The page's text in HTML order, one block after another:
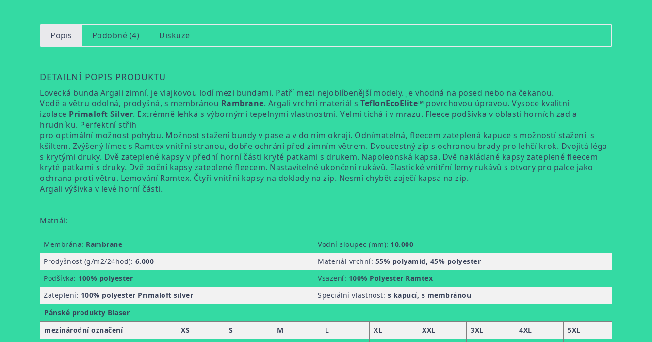
Popis Podobné (4) Diskuze
DETAILNÍ POPIS PRODUKTU
Lovecká bunda Argali zimní, je vlajkovou lodí mezi bundami. Patří mezi nejoblíbenější modely. Je vhodná na posed nebo na čekanou.
Vodě a větru odolná, prodyšná, s membránou Rambrane. Argali vrchní materiál s TeflonEcoElite™ povrchovou úpravou. Vysoce kvalitní
izolace Primaloft Silver. Extrémně lehká s výbornými tepelnými vlastnostmi. Velmi tichá i v mrazu. Fleece podšívka v oblasti horních zad a
hrudníku. Perfektní střih
pro optimální možnost pohybu. Možnost stažení bundy v pase a v dolním okraji. Odnímatelná, fleecem zateplená kapuce s možností stažení, s
kšiltem. Zvýšený límec s Ramtex vnitřní stranou, dobře ochrání před zimním větrem. Dvoucestný zip s ochranou brady pro lehčí krok. Dvojitá léga
s krytými druky. Dvě zateplené kapsy v přední horní části kryté patkami s drukem. Napoleonská kapsa. Dvě nakládané kapsy zateplené fleecem
kryté patkami s druky. Dvě boční kapsy zateplené fleecem. Nastavitelné ukončení rukávů. Elastické vnitřní lemy rukávů s otvory pro palce jako
ochrana proti větru. Lemování Ramtex. Čtyři vnitřní kapsy na doklady na zip. Nesmí chybět zaječí kapsa na zip.
Argali výšivka v levé horní části.
Matriál:
Membrána: Rambrane Vodní sloupec (mm): 10.000
Prodyšnost (g/m2/24hod): 6.000 Materiál vrchní: 55% polyamid, 45% polyester
Podšívka: 100% polyester Vsazení: 100% Polyester Ramtex
Zateplení: 100% polyester Primaloft silver Speciální vlastnost: s kapucí, s membránou
Pánské produkty Blaser
mezinárodní označení
XS S M L XL XXL 3XL 4XL
5XL